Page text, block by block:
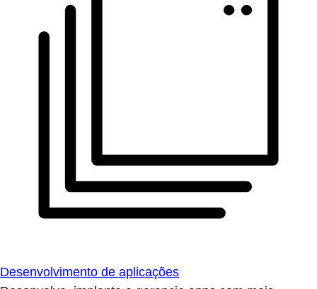
Desenvolvimento de aplicações